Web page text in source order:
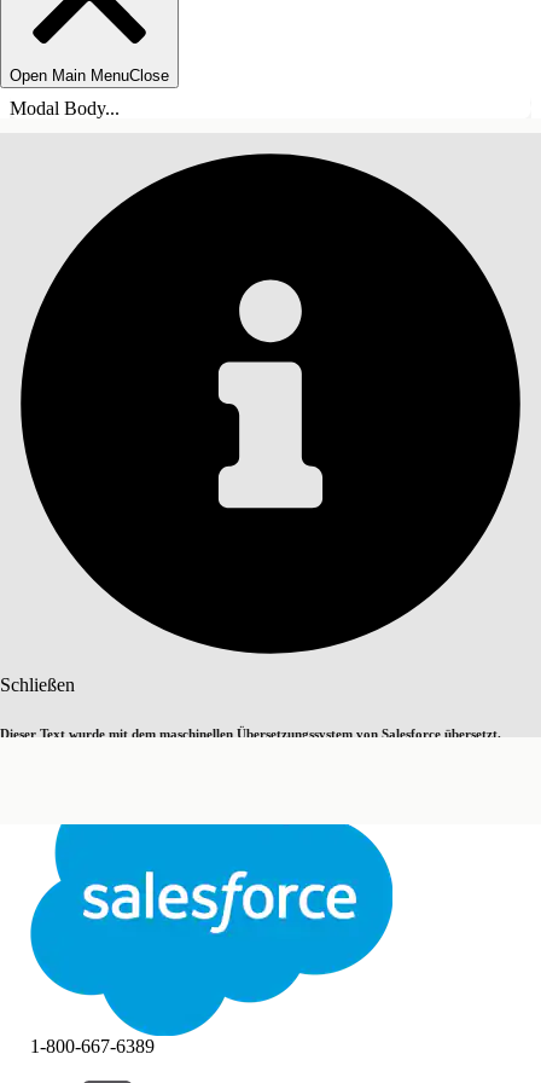
Open Main MenuClose
Modal Body...
Schließen
Dieser Text wurde mit dem maschinellen Übersetzungssystem von Salesforce übersetzt.
Schließen
INHALT
1-800-667-6389